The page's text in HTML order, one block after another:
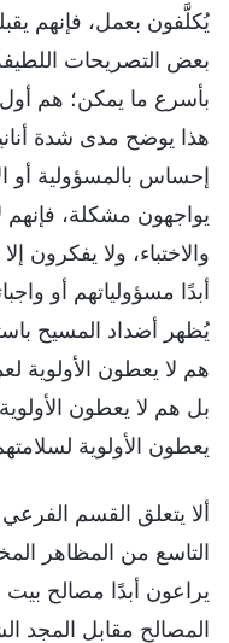
يُكلَّفون بعمل، فإنهم
بعض التصريحات
بأسرع ما يمكن؛ هم
هذا يوضح مدى شدة
إحساس بالمسؤولية أو
يواجهون مشكلة، فإنهم
والاختباء، ولا يفكرون
أبدًا مسؤولياتهم أو
يُظهر أضداد المسيح
هم لا يعطون الأولوية
بل هم لا يعطون
يعطون الأولوية
ألا يتعلق القسم
التاسع من المظاهر
يراعون أبدًا مصالح
المصالح مقابل المجد